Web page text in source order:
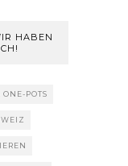
HABEN
POTS